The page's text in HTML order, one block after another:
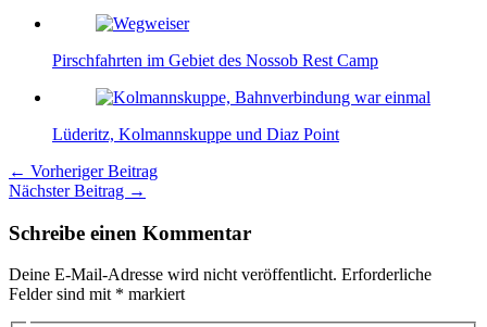
Pirschfahrten im Gebiet des Nossob Rest Camp
Lüderitz, Kolmannskuppe und Diaz Point
← Vorheriger Beitrag
Nächster Beitrag →
Schreibe einen Kommentar
Deine E-Mail-Adresse wird nicht veröffentlicht. Erforderliche
Felder sind mit * markiert